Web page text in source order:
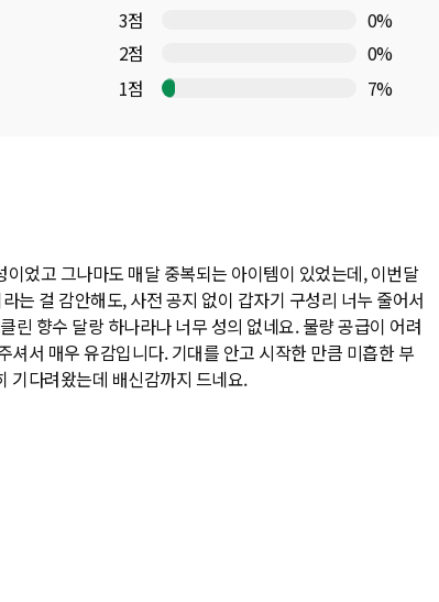
3점
0%
2점
0%
1점
7%
었고 그나마도 매달 중복되는 아이템이 있었는데, 이번달
는 걸 감안해도, 사전 공지 없이 갑자기 구성리 너누 줄어서
린 향수 달랑 하나라나 너무 성의 없네요. 물량 공급이 어려
셔서 매우 유감입니다. 기대를 안고 시작한 만큼 미흡한 부
기다려왔는데 배신감까지 드네요.